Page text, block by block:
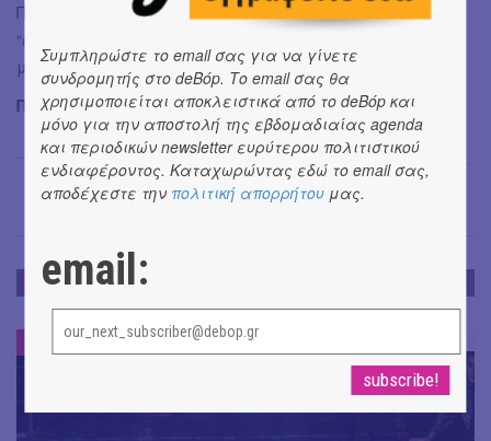
Παπαγιάννης), που απέδειξαν στην πράξη ότι η υπόθεση
“έρωτας” είναι ένα συνεχές παιχνίδι διεκδικήσεων και
ματαιώσεων.
Περισσότερες πληροφορίες για την παράσταση
ΕΝΤΥΠΩΣΕΙΣ
ΕΝΤΥΠΩΣΕΙΣ
Συμπληρώστε το email σας για να γίνετε
συνδρομητής στο deBόp. Το email σας θα
χρησιμοποιείται αποκλειστικά από το deBόp και
μόνο για την αποστολή της εβδομαδιαίας agenda
και περιοδικών newsletter ευρύτερου πολιτιστικού
ενδιαφέροντος. Καταχωρώντας εδώ το email σας,
αποδέχεστε την πολιτική απορρήτου μας.
email: